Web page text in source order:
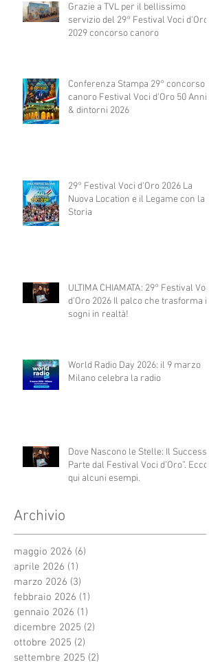
Grazie a TVL per il bellissimo
servizio del 29° Festival Voci d'Oro
2029 concorso canoro
Conferenza Stampa 29° concorso
canoro Festival Voci d'Oro 50 Anni
& dintorni 2026
29° Festival Voci d'Oro 2026 La
Nuova Location e il Legame con la
Storia
ULTIMA CHIAMATA: 29° Festival Voci
d'Oro 2026 Il palco che trasforma i
sogni in realtà!
World Radio Day 2026: il 9 marzo
Milano celebra la radio
Dove Nascono le Stelle: Il Successo
Parte dal Festival Voci d’Oro”. Ecco
qui alcuni esempi.
Archivio
maggio 2026 (6)
aprile 2026 (1)
marzo 2026 (3)
febbraio 2026 (1)
gennaio 2026 (1)
dicembre 2025 (2)
ottobre 2025 (2)
settembre 2025 (2)